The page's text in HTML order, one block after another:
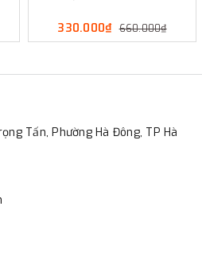
330.000₫ 660.000₫
Tấn, Phường Hà Đông, TP Hà